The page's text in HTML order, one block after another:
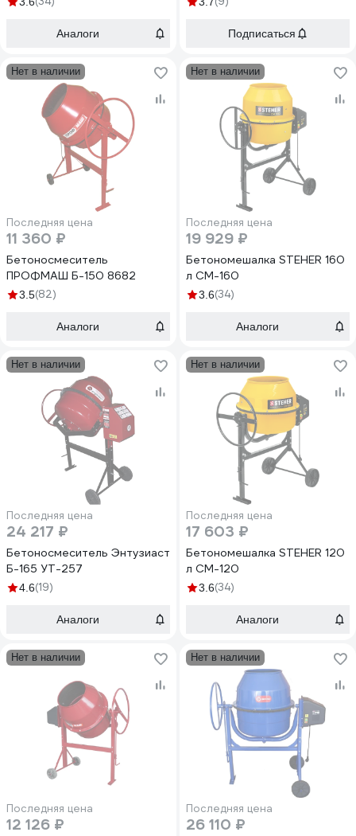
Аналоги Подписаться
Нет в наличии
Последняя цена
11 360 ₽
Бетоносмеситель
ПРОФМАШ Б-150 8682
3.5(82)
Аналоги
Нет в наличии
Последняя цена
19 929 ₽
Бетономешалка STEHER 160
л CM-160
3.6(34)
Аналоги
Нет в наличии
Последняя цена
24 217 ₽
Бетоносмеситель Энтузиаст
Б-165 УТ-257
4.6(19)
Аналоги
Нет в наличии
Последняя цена
17 603 ₽
Бетономешалка STEHER 120
л CM-120
3.6(34)
Аналоги
Нет в наличии
Последняя цена
12 126 ₽
Нет в наличии
Последняя цена
26 110 ₽